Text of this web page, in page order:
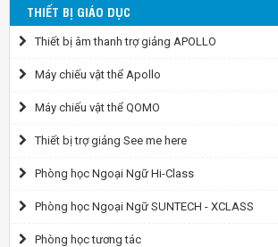
THIẾT BỊ GIÁO DỤC
Thiết bị âm thanh trợ giảng APOLLO
Máy chiếu vật thể Apollo
Máy chiếu vật thể QOMO
Thiết bị trợ giảng See me here
Phòng học Ngoại Ngữ Hi-Class
Phòng học Ngoại Ngữ SUNTECH - XCLASS
Phòng học tương tác